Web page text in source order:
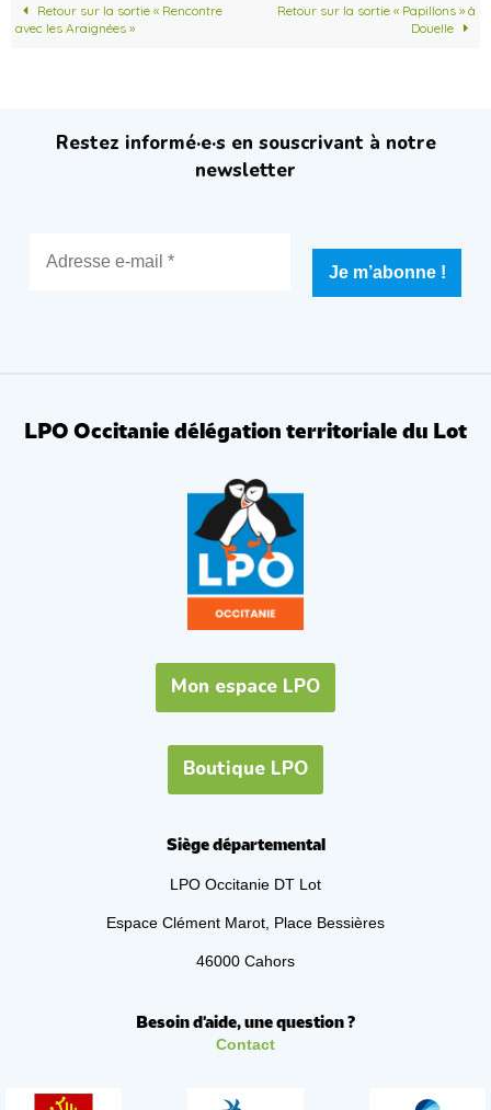
Retour sur la sortie « Rencontre
avec les Araignées »
Retour sur la sortie « Papillons » à
Douelle
Restez informé·e·s en souscrivant à notre
newsletter
LPO Occitanie délégation territoriale du Lot
Mon espace LPO
Boutique LPO
Siège départemental
LPO Occitanie DT Lot
Espace Clément Marot, Place Bessières
46000 Cahors
Besoin d'aide, une question ?
Contact